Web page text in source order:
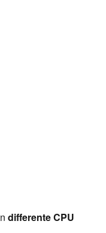
differente CPU